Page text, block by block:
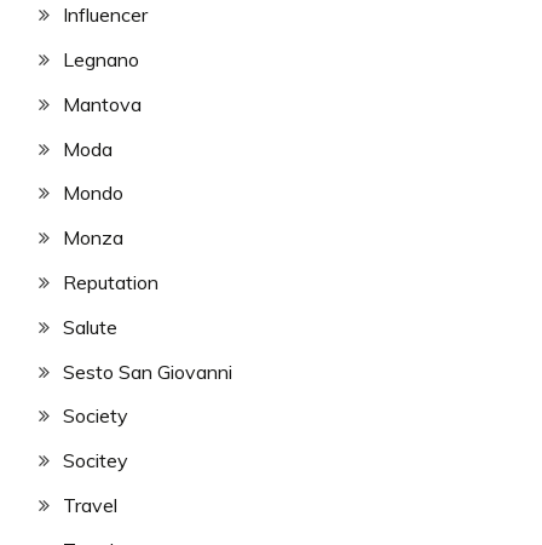
Influencer
Legnano
Mantova
Moda
Mondo
Monza
Reputation
Salute
Sesto San Giovanni
Society
Socitey
Travel